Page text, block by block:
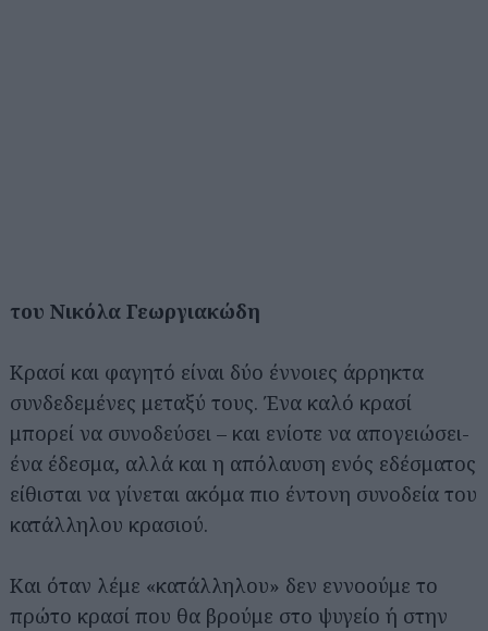
του Νικόλα Γεωργιακώδη
Κρασί και φαγητό είναι δύο έννοιες άρρηκτα
συνδεδεμένες μεταξύ τους. Ένα καλό κρασί
μπορεί να συνοδεύσει – και ενίοτε να απογειώσει-
ένα έδεσμα, αλλά και η απόλαυση ενός εδέσματος
είθισται να γίνεται ακόμα πιο έντονη συνοδεία του
κατάλληλου κρασιού.
Και όταν λέμε «κατάλληλου» δεν εννοούμε το
πρώτο κρασί που θα βρούμε στο ψυγείο ή στην